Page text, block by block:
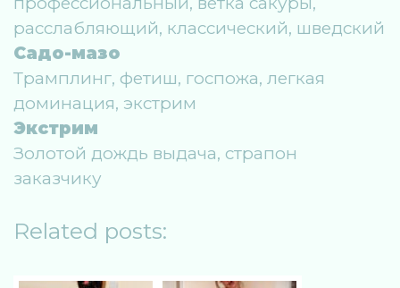
расслабляющий, классический, шведский
Садо-мазо
Трамплинг, фетиш, госпожа, легкая
доминация, экстрим
Экстрим
Золотой дождь выдача, страпон
заказчику
Related posts: